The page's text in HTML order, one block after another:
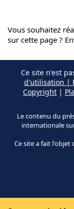
Vous souhaitez
sur cette page ?
Ce site n'est
d'utilisation |
Copyright |
Le contenu du
internationale
Ce site a fait l'objet